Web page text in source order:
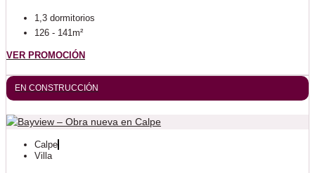
1,3 dormitorios
126 - 141m²
VER PROMOCIÓN
EN CONSTRUCCIÓN
Calpe
Villa